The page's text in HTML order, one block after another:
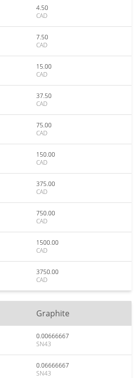
4.50
CAD
7.50
CAD
15.00
CAD
37.50
CAD
75.00
CAD
150.00
CAD
375.00
CAD
750.00
CAD
1500.00
CAD
3750.00
CAD
Graphite
0.00666667
SN43
0.06666667
SN43